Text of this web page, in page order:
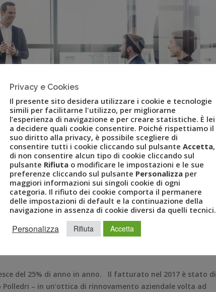
head degli eventi e
gruppo Uvet
& HEALTHCARE,TIZIANO POLLEDRI
del 25% di anno in anno. Il fatturato nel 2017 è stato di
– in un’ottica di rinnovamento aziendale volta ad
Privacy e Cookies
Il presente sito desidera utilizzare i cookie e tecnologie
simili per facilitarne l'utilizzo, per migliorarne
l’esperienza di navigazione e per creare statistiche. È lei
a decidere quali cookie consentire. Poiché rispettiamo il
suo diritto alla privacy, è possibile scegliere di
consentire tutti i cookie cliccando sul pulsante Accetta,
di non consentire alcun tipo di cookie cliccando sul
pulsante Rifiuta o modificare le impostazioni e le sue
preferenze cliccando sul pulsante Personalizza per
maggiori informazioni sui singoli cookie di ogni
categoria. Il rifiuto dei cookie comporta il permanere
delle impostazioni di default e la continuazione della
navigazione in assenza di cookie diversi da quelli tecnici.
Personalizza Rifiuta Accetta